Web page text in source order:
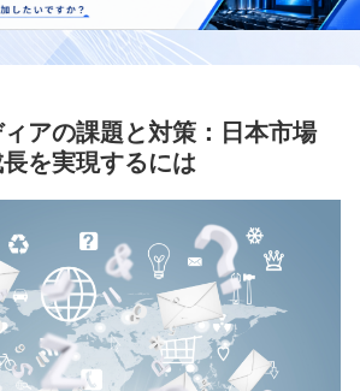
アの課題と対策：日本市場
を実現するには